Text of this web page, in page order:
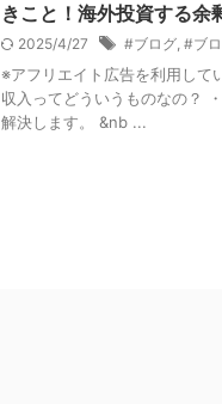
きこと！海外投資する余
2025/4/27 #ブログ, #ブ
※アフリエイト広告を利用して
収入ってどういうものなの？
解決します。 &nb ...